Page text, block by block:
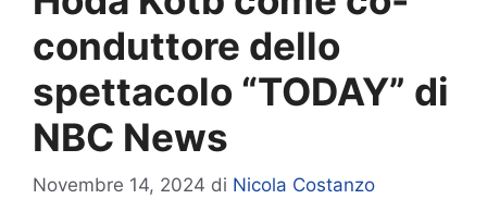
conduttore dello
spettacolo “TODAY” di
NBC News
Novembre 14, 2024 di Nicola Costanzo